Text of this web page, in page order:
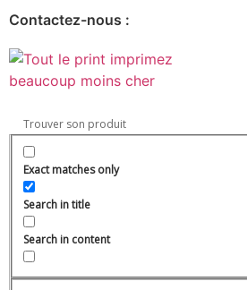
Contactez-nous :
Exact matches only
Search in title
Search in content